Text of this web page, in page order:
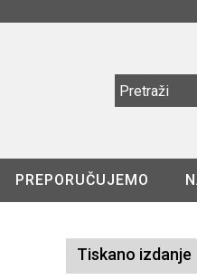
PREPORUČUJEMO
Tiskano izdanje